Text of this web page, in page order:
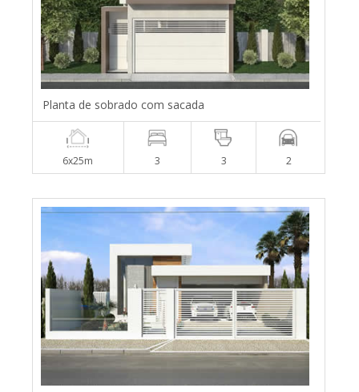
Planta de sobrado com sacada
6x25m 3 3 2